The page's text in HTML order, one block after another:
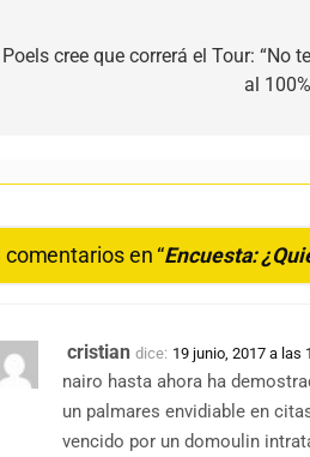
Poels cree que correrá el Tour: “No
al
comentarios en “Encuesta:
cristian dice: 19 junio, 2017 a las
nairo hasta ahora ha
un palmares envidiable en
vencido por un domoulin